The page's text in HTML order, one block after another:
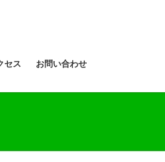
セス お問い合わせ